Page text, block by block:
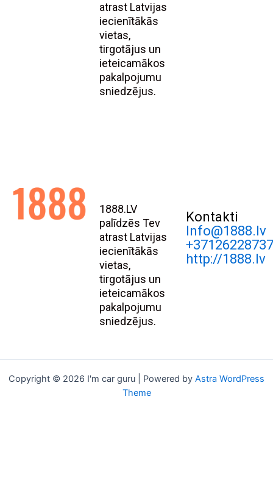
atrast Latvijas
iecienītākās
vietas,
tirgotājus un
ieteicamākos
pakalpojumu
sniedzējus.
1888.LV
palīdzēs Tev
atrast Latvijas
iecienītākās
vietas,
tirgotājus un
ieteicamākos
pakalpojumu
sniedzējus.
Kontakti
Info@1888.lv
http://1888.lv
Copyright © 2026 I'm car guru | Powered by Astra WordPress
Theme